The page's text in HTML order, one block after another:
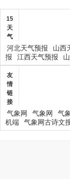
15
天
气
河北天气预报 山西
报
江西天气预报
友
情
链
接
气象网 气象网 气
机端
气象网古诗文